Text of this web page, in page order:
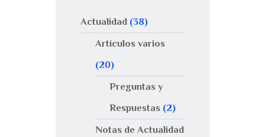
Actualidad (38)
Artículos varios
(20)
Preguntas y
Respuestas (2)
Notas de Actualidad